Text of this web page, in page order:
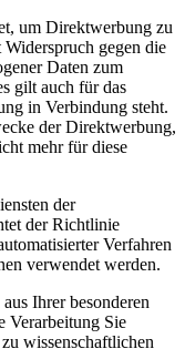
um Direktwerbung zu
Widerspruch gegen die
Daten zum
gilt auch für das
in Verbindung steht.
der Direktwerbung,
mehr für diese
der
der Richtlinie
Verfahren
verwendet werden.
Ihrer besonderen
Verarbeitung Sie
wissenschaftlichen